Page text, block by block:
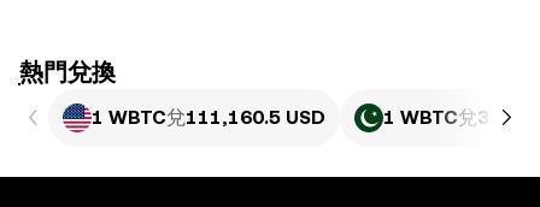
ִִִִִִִִִִִִִִִִִִִִִִִִִִִִִִִִִִִִִִִִִִִִִִִִ熱門兌換
1 WBTC兌111,160.5 USD 1 WBTC兌